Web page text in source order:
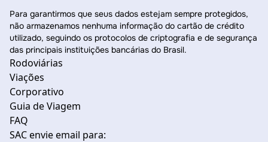
Para garantirmos que seus dados estejam sempre protegidos,
não armazenamos nenhuma informação do cartão de crédito
utilizado, seguindo os protocolos de criptografia e de segurança
das principais instituições bancárias do Brasil.
Rodoviárias
Viações
Corporativo
Guia de Viagem
FAQ
SAC envie email para: